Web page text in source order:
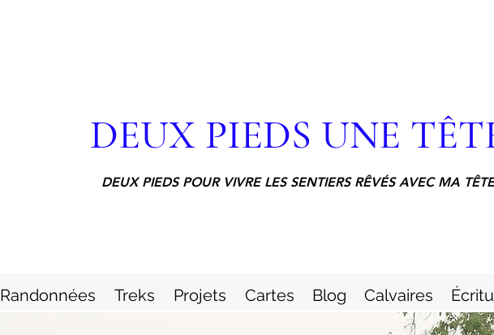
DEUX PIEDS UNE
DEUX PIEDS POUR VIVRE LES SENTIERS RÊVÉS AVEC MA TÊTE
Randonnées Treks Projets Cartes Blog Calvaires